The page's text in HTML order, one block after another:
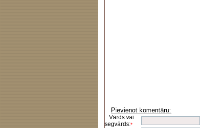
Pievienot komentāru:
Vārds vai
segvārds:*